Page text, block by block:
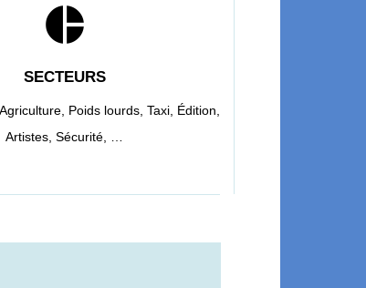
pie_chart
SECTEURS
Agriculture, Poids lourds, Taxi, Édition,
Artistes,Sécurité, …